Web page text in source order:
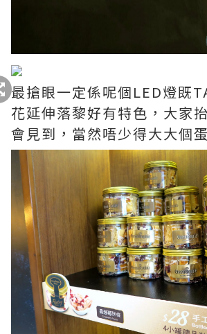
最搶眼一定係呢個LED燈既
花延伸落黎好有特色，大家
會見到，當然唔少得大大個